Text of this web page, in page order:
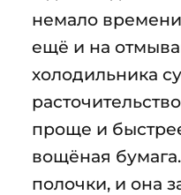
немало
ещё и на
холодильника
проще и
вощёная
полочки, и она